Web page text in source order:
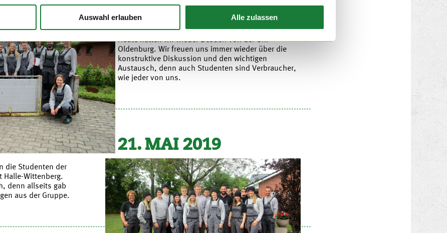
Auswahl erlauben Alle zulassen
22. MAI 2019
Heute hatten wir wieder Besuch von der Uni
Oldenburg. Wir freuen uns immer wieder über die
konstruktive Diskussion und den wichtigen
Austausch, denn auch Studenten sind Verbraucher,
wie jeder von uns.
21. MAI 2019
die Studenten der
Halle-Wittenberg.
denn allseits gab
aus der Gruppe.